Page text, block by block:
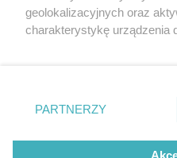
Piekary Śląskie
Chorzów
Tarnowskie Góry
Gliwice
geolokalizacyjnych oraz
charakterystykę urządzenia
zmienić/wycofać klikając
znajdujący się w lewym
rodzaje przetwarzania
użytkownika, ale masz
PARTNERZY